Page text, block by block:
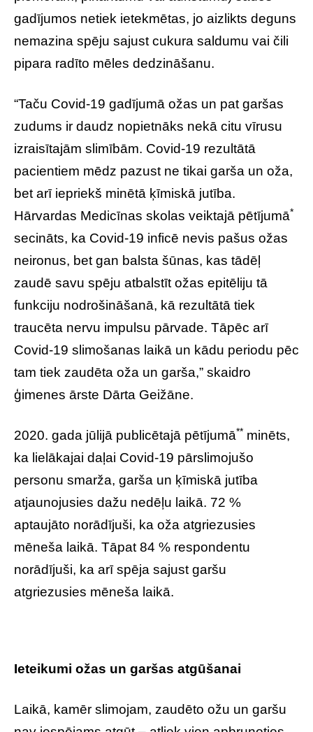
gadījumos netiek ietekmētas, jo aizlikts deguns
nemazina spēju sajust cukura saldumu vai čili
pipara radīto mēles dedzināšanu.
“Taču Covid-19 gadījumā ožas un pat garšas
zudums ir daudz nopietnāks nekā citu vīrusu
izraisītajām slimībām. Covid-19 rezultātā
pacientiem mēdz pazust ne tikai garša un oža,
bet arī iepriekš minētā ķīmiskā jutība.
Hārvardas Medicīnas skolas veiktajā pētījumā*
secināts, ka Covid-19 inficē nevis pašus ožas
neironus, bet gan balsta šūnas, kas tādēļ
zaudē savu spēju atbalstīt ožas epitēliju tā
funkciju nodrošināšanā, kā rezultātā tiek
traucēta nervu impulsu pārvade. Tāpēc arī
Covid-19 slimošanas laikā un kādu periodu pēc
tam tiek zaudēta oža un garša,” skaidro
ģimenes ārste Dārta Geižāne.
2020. gada jūlijā publicētajā pētījumā** minēts,
ka lielākajai daļai Covid-19 pārslimojušo
personu smarža, garša un ķīmiskā jutība
atjaunojusies dažu nedēļu laikā. 72 %
aptaujāto norādījuši, ka oža atgriezusies
mēneša laikā. Tāpat 84 % respondentu
norādījuši, ka arī spēja sajust garšu
atgriezusies mēneša laikā.
Ieteikumi ožas un garšas atgūšanai
Laikā, kamēr slimojam, zaudēto ožu un garšu